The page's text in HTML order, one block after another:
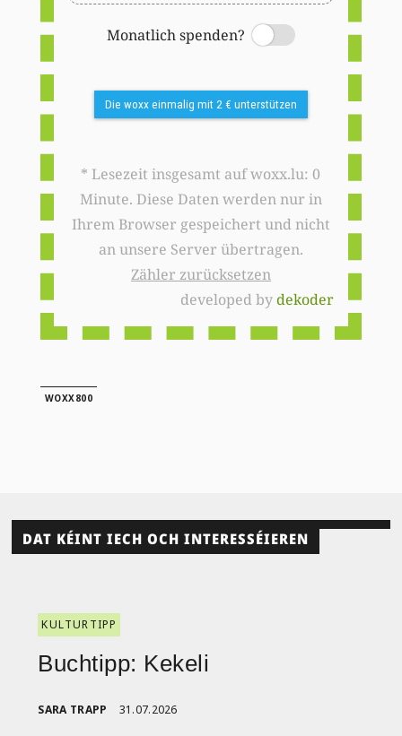
Monatlich spenden?
Switch
Die woxx einmalig mit 2 € unterstützen
* Lesezeit insgesamt auf woxx.lu: 0
Minute. Diese Daten werden nur in
Ihrem Browser gespeichert und nicht
an unsere Server übertragen.
Zähler zurücksetzen
developed bydekoder
WOXX800
DAT KÉINT IECH OCH INTERESSÉIEREN
KULTURTIPP
Buchtipp: Kekeli
SARA TRAPP 31.07.2026